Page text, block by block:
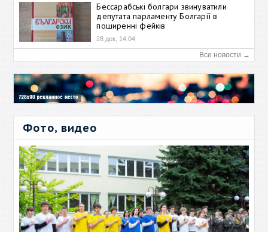
Бессарабські болгари звинуватили
депутата парламенту Болгарії в
поширенні фейків
28 дек, 14:04
Все новости →
Фото, видео